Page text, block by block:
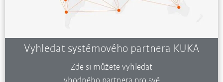
Vyhledat systémového partnera KUKA
Zde si můžete vyhledat